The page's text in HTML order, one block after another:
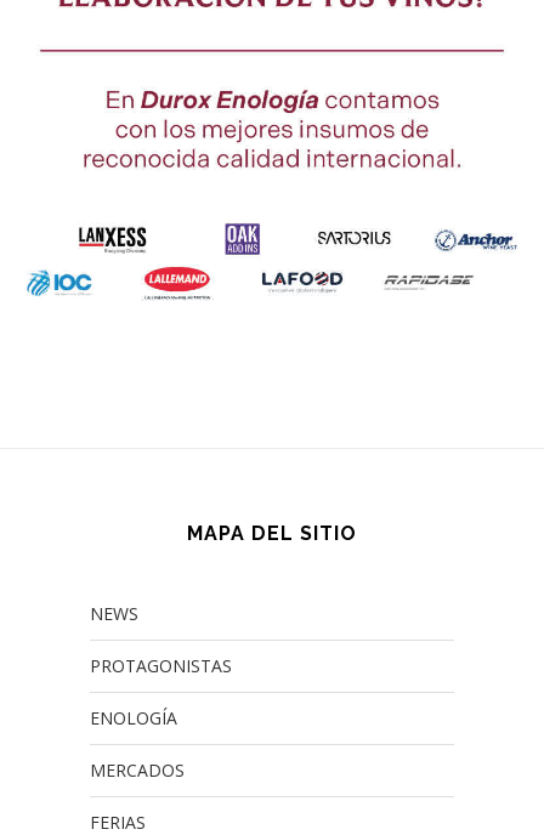
MAPA DEL SITIO
NEWS
PROTAGONISTAS
ENOLOGÍA
MERCADOS
FERIAS